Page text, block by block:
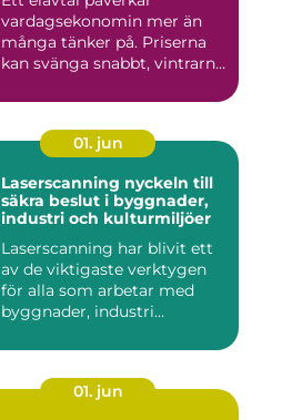
vardagsekonomin mer än
många tänker på. Priserna
kan svänga snabbt, vintrarna
01. jun
Laserscanning nyckeln till
säkra beslut i byggnader,
industri och kulturmiljöer
Laserscanning har blivit ett
av de viktigaste verktygen
för alla som arbetar med
byggnader, industri...
01. jun